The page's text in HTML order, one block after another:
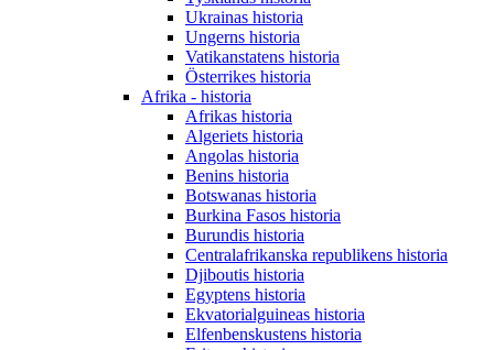
Ukrainas historia
Ungerns historia
Vatikanstatens historia
Österrikes historia
Afrika - historia
Afrikas historia
Algeriets historia
Angolas historia
Benins historia
Botswanas historia
Burkina Fasos historia
Burundis historia
Centralafrikanska republikens historia
Djiboutis historia
Egyptens historia
Ekvatorialguineas historia
Elfenbenskustens historia